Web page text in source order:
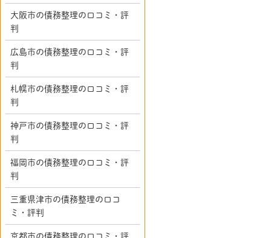
大阪市の債務整理の口コミ・評
判
広島市の債務整理の口コミ・評
判
札幌市の債務整理の口コミ・評
判
神戸市の債務整理の口コミ・評
判
福岡市の債務整理の口コミ・評
判
三重県津市の債務整理の口コ
ミ・評判
京都市の債務整理の口コミ・評